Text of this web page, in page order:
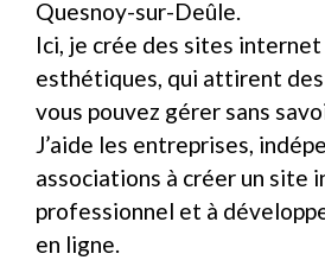
Quesnoy-sur-Deûle.
Ici, je crée des sites
esthétiques, qui attirent
vous pouvez gérer sans
J’aide les entreprises,
associations à créer un site
professionnel et à
en ligne.